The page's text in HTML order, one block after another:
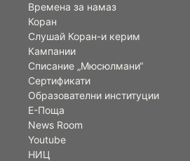
Времена за намаз
Коран
Слушай Коран-и керим
Кампании
Списание „Мюсюлмани“
Сертификати
Образователни институции
Е-Поща
News Room
Youtube
НИЦ